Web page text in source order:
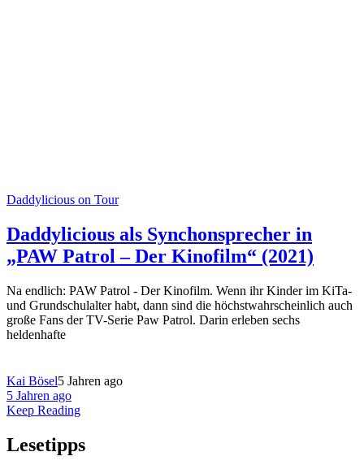
Daddylicious on Tour
Daddylicious als Synchonsprecher in
„PAW Patrol – Der Kinofilm“ (2021)
Na endlich: PAW Patrol - Der Kinofilm. Wenn ihr Kinder im KiTa-
und Grundschulalter habt, dann sind die höchstwahrscheinlich auch
große Fans der TV-Serie Paw Patrol. Darin erleben sechs
heldenhafte
Kai Bösel5 Jahren ago
5 Jahren ago
Keep Reading
Lesetipps